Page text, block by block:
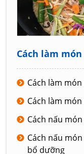
Cách làm
Cách làm
Cách làm
Cách nấu
Cách nấu
bổ dưỡng